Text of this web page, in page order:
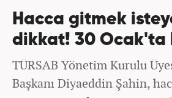
Hacca gitmek
dikkat! 30 Ocak'ta
TÜRSAB Yönetim Kurulu
Başkanı Diyaeddin Şahin,